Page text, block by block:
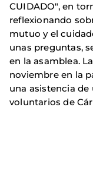
CUIDADO", en
reflexionando
mutuo y el
unas preguntas,
en la asamblea.
noviembre en la
una asistencia de
voluntarios de